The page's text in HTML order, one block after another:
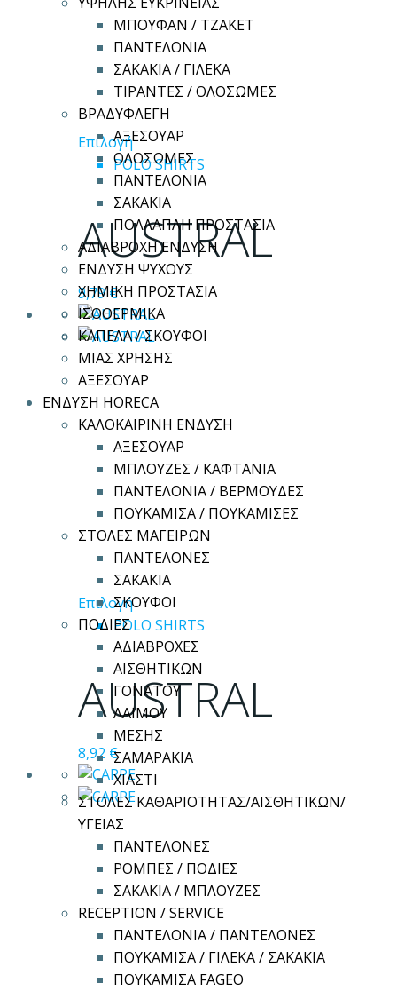
ΜΠΟΥΦΑΝ / ΤΖΑΚΕΤ
ΠΑΝΤΕΛΟΝΙΑ
ΣΑΚΑΚΙΑ / ΓΙΛΕΚΑ
ΤΙΡΑΝΤΕΣ / ΟΛΟΣΩΜΕΣ
ΒΡΑΔΥΦΛΕΓΗ
ΑΞΕΣΟΥΑΡ
ΟΛΟΣΩΜΕΣ
ΠΑΝΤΕΛΟΝΙΑ
ΣΑΚΑΚΙΑ
ΠΟΛΛΑΠΛΗ ΠΡΟΣΤΑΣΙΑ
ΑΔΙΑΒΡΟΧΗ ΕΝΔΥΣΗ
ΕΝΔΥΣΗ ΨΥΧΟΥΣ
ΧΗΜΙΚΗ ΠΡΟΣΤΑΣΙΑ
ΙΣΟΘΕΡΜΙΚΑ
ΚΑΠΕΛΑ / ΣΚΟΥΦΟΙ
ΜΙΑΣ ΧΡΗΣΗΣ
ΑΞΕΣΟΥΑΡ
ΕΝΔΥΣΗ HORECA
ΚΑΛΟΚΑΙΡΙΝΗ ΕΝΔΥΣΗ
ΑΞΕΣΟΥΑΡ
ΜΠΛΟΥΖΕΣ / ΚΑΦΤΑΝΙΑ
ΠΑΝΤΕΛΟΝΙΑ / ΒΕΡΜΟΥΔΕΣ
ΠΟΥΚΑΜΙΣΑ / ΠΟΥΚΑΜΙΣΕΣ
ΣΤΟΛΕΣ ΜΑΓΕΙΡΩΝ
ΠΑΝΤΕΛΟΝΕΣ
ΣΑΚΑΚΙΑ
ΣΚΟΥΦΟΙ
ΠΟΔΙΕΣ
ΑΔΙΑΒΡΟΧΕΣ
ΑΙΣΘΗΤΙΚΩΝ
ΓΟΝΑΤΟΥ
ΛΑΙΜΟΥ
ΜΕΣΗΣ
ΣΑΜΑΡΑΚΙΑ
ΧΙΑΣΤΙ
ΣΤΟΛΕΣ ΚΑΘΑΡΙΟΤΗΤΑΣ/ΑΙΣΘΗΤΙΚΩΝ/
ΥΓΕΙΑΣ
ΠΑΝΤΕΛΟΝΕΣ
ΡΟΜΠΕΣ / ΠΟΔΙΕΣ
ΣΑΚΑΚΙΑ / ΜΠΛΟΥΖΕΣ
RECEPTION / SERVICE
ΠΑΝΤΕΛΟΝΙΑ / ΠΑΝΤΕΛΟΝΕΣ
ΠΟΥΚΑΜΙΣΑ / ΓΙΛΕΚΑ / ΣΑΚΑΚΙΑ
ΠΟΥΚΑΜΙΣΑ FAGEO
ΕπιλογήΑυτό
το
προϊόν
έχει
πολλαπλές
παραλλαγές.
Οι
επιλογές
μπορούν
να
επιλεγούν
στη
σελίδα
του
προϊόντος
POLO SHIRTS
AUSTRAL
9,79€
ΕπιλογήΑυτό
το
προϊόν
έχει
πολλαπλές
παραλλαγές.
Οι
επιλογές
μπορούν
να
στη
σελίδα
του
προϊόντος
POLO SHIRTS
AUSTRAL
8,92 €